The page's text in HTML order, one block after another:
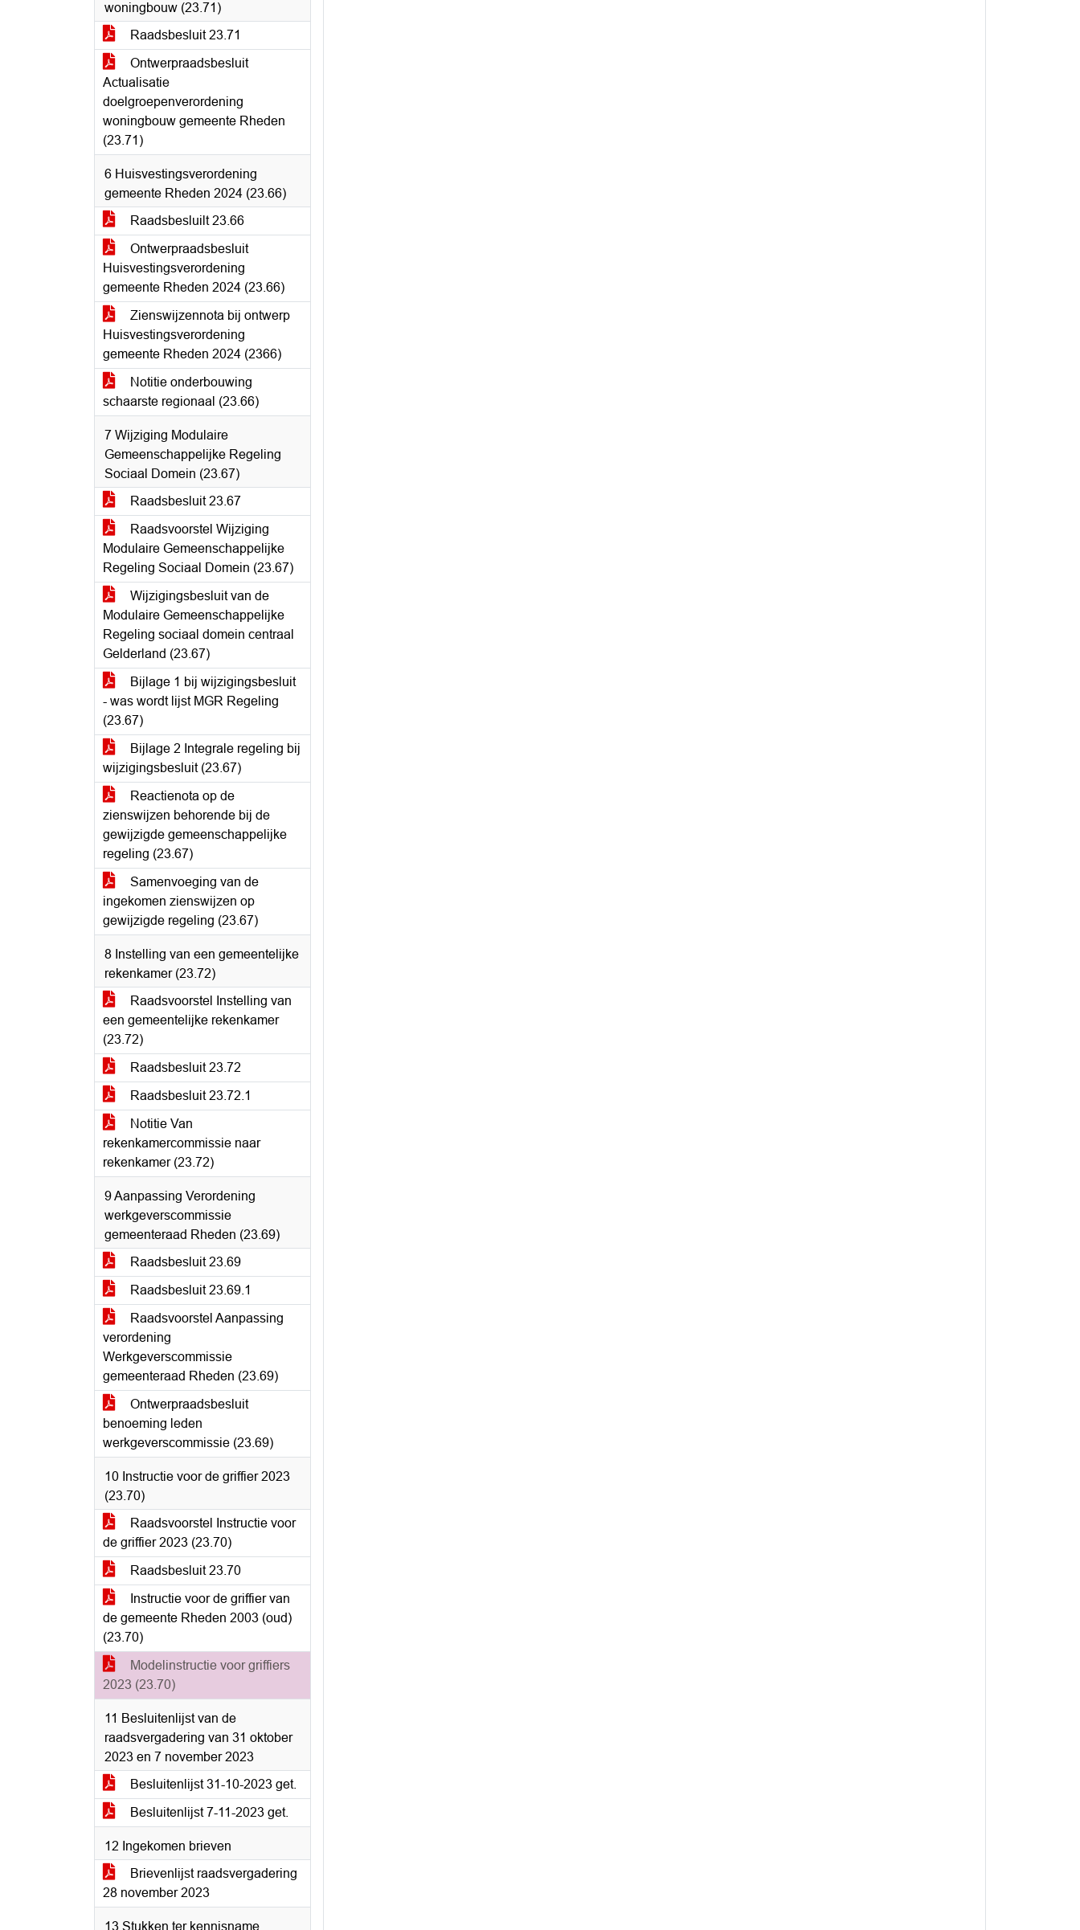
woningbouw (23.71)
Raadsbesluit 23.71
Ontwerpraadsbesluit
Actualisatie
doelgroepenverordening
woningbouw gemeente Rheden
(23.71)
6 Huisvestingsverordening
gemeente Rheden 2024 (23.66)
Raadsbesluilt 23.66
Ontwerpraadsbesluit
Huisvestingsverordening
gemeente Rheden 2024 (23.66)
Zienswijzennota bij ontwerp
Huisvestingsverordening
gemeente Rheden 2024 (2366)
Notitie onderbouwing
schaarste regionaal (23.66)
7 Wijziging Modulaire
Gemeenschappelijke Regeling
Sociaal Domein (23.67)
Raadsbesluit 23.67
Raadsvoorstel Wijziging
Modulaire Gemeenschappelijke
Regeling Sociaal Domein (23.67)
Wijzigingsbesluit van de
Modulaire Gemeenschappelijke
Regeling sociaal domein centraal
Gelderland (23.67)
Bijlage 1 bij wijzigingsbesluit
- was wordt lijst MGR Regeling
(23.67)
Bijlage 2 Integrale regeling bij
wijzigingsbesluit (23.67)
Reactienota op de
zienswijzen behorende bij de
gewijzigde gemeenschappelijke
regeling (23.67)
Samenvoeging van de
ingekomen zienswijzen op
gewijzigde regeling (23.67)
8 Instelling van een gemeentelijke
rekenkamer (23.72)
Raadsvoorstel Instelling van
een gemeentelijke rekenkamer
(23.72)
Raadsbesluit 23.72
Raadsbesluit 23.72.1
Notitie Van
rekenkamercommissie naar
rekenkamer (23.72)
9 Aanpassing Verordening
werkgeverscommissie
gemeenteraad Rheden (23.69)
Raadsbesluit 23.69
Raadsbesluit 23.69.1
Raadsvoorstel Aanpassing
verordening
Werkgeverscommissie
gemeenteraad Rheden (23.69)
Ontwerpraadsbesluit
benoeming leden
werkgeverscommissie (23.69)
10 Instructie voor de griffier 2023
(23.70)
Raadsvoorstel Instructie voor
de griffier 2023 (23.70)
Raadsbesluit 23.70
Instructie voor de griffier van
de gemeente Rheden 2003 (oud)
(23.70)
Modelinstructie voor griffiers
2023 (23.70)
11 Besluitenlijst van de
raadsvergadering van 31 oktober
2023 en 7 november 2023
Besluitenlijst 31-10-2023 get.
Besluitenlijst 7-11-2023 get.
12 Ingekomen brieven
Brievenlijst raadsvergadering
28 november 2023
13 Stukken ter kennisname